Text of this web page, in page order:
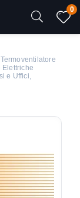
0
Elettriche
e Uffici,